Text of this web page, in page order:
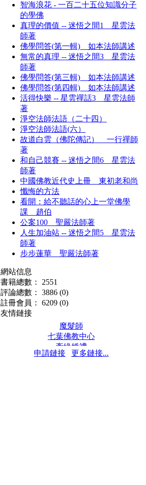
智海浪花 - 一百二十五位知識分子
的學佛
真理的價值 -- 迷悟之間1 星雲法
師著
佛學問答(第一輯) 如本法師講述
無常的真理 -- 迷悟之間3 星雲法
師著
佛學問答(第三輯) 如本法師講述
佛學問答(第四輯) 如本法師講述
活得快樂 -- 星雲禪話3 星雲法師
著
淨空法師法語（二十四）
淨空法師法語(六）
故道白雲（佛陀傳記） 一行禪師
著
和自己競賽 -- 迷悟之間6 星雲法
師著
中國佛教近代史上冊 東初老和尚
懺悔的方法
看開：給不聽話的心上一堂佛學
課 趙伯
公案100 聖嚴法師著
人生加油站 -- 迷悟之間5 星雲法
師著
步步蓮華 聖嚴法師著
網站信息
書籍總數： 2551
評論總數： 3886 (0)
註冊會員： 6209 (0)
友情鏈接
魔髮師
七葉佛教中心
牽緣婚禮
保髮堂
申請鏈接 更多鏈接...